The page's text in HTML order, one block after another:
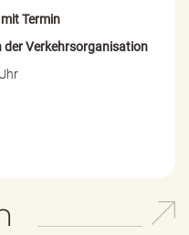
Termin
der Verkehrsorganisation